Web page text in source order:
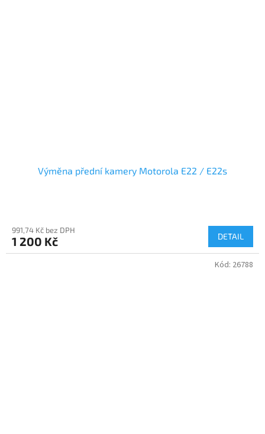
Výměna přední kamery Motorola E22 / E22s
991,74 Kč bez DPH
1 200 Kč DETAIL
Kód: 26788